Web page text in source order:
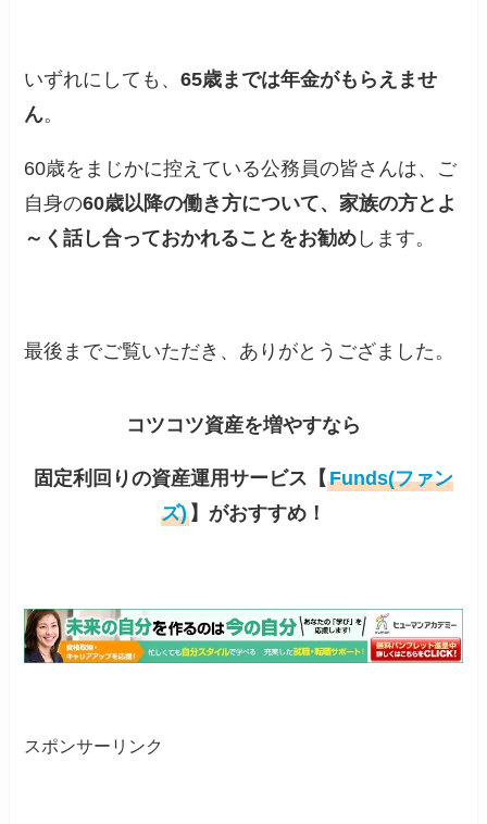
いずれにしても、65歳までは年金がもらえませ
ん。
60歳をまじかに控えている公務員の皆さんは、ご
自身の60歳以降の働き方について、家族の方とよ
～く話し合っておかれることをお勧め します。
最後までご覧いただき、ありがとうござました。
コツコツ資産を増やすなら
固定利回りの資産運用サービス【 Funds(ファン
ズ) 】がおすすめ！
スポンサーリンク